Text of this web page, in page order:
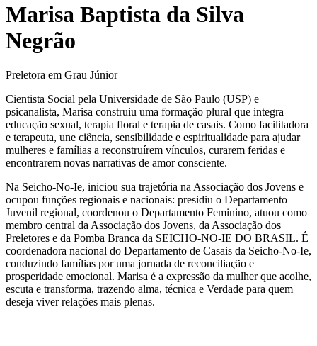
Marisa Baptista da Silva
Negrão
Preletora em Grau Júnior
Cientista Social pela Universidade de São Paulo (USP) e
psicanalista, Marisa construiu uma formação plural que integra
educação sexual, terapia floral e terapia de casais. Como facilitadora
e terapeuta, une ciência, sensibilidade e espiritualidade para ajudar
mulheres e famílias a reconstruírem vínculos, curarem feridas e
encontrarem novas narrativas de amor consciente.
Na Seicho-No-Ie, iniciou sua trajetória na Associação dos Jovens e
ocupou funções regionais e nacionais: presidiu o Departamento
Juvenil regional, coordenou o Departamento Feminino, atuou como
membro central da Associação dos Jovens, da Associação dos
Preletores e da Pomba Branca da SEICHO-NO-IE DO BRASIL. É
coordenadora nacional do Departamento de Casais da Seicho-No-Ie,
conduzindo famílias por uma jornada de reconciliação e
prosperidade emocional. Marisa é a expressão da mulher que acolhe,
escuta e transforma, trazendo alma, técnica e Verdade para quem
deseja viver relações mais plenas.